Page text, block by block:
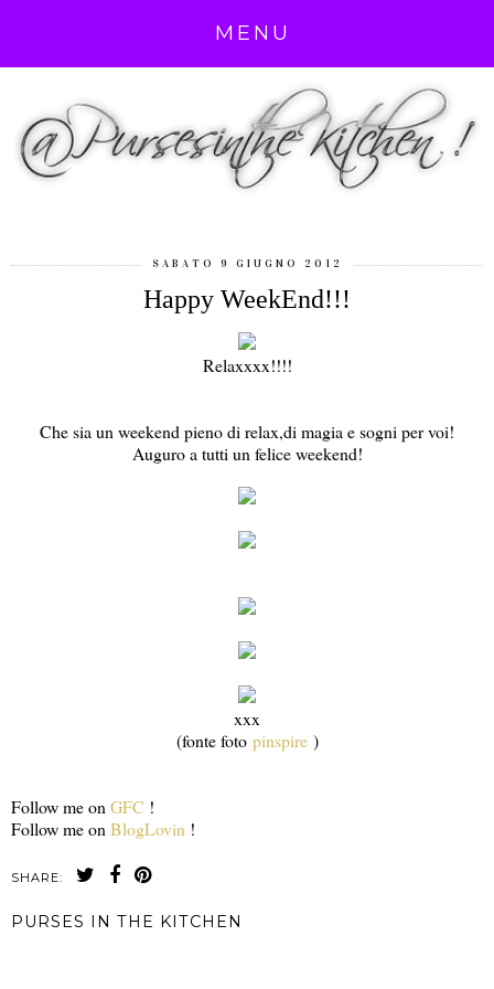
MENU
SABATO 9 GIUGNO 2012
Happy WeekEnd!!!
Relaxxxx!!!!
Che sia un weekend pieno di relax,di magia e sogni per voi!
Auguro a tutti un felice weekend!
xxx
(fonte foto pinspire )
Follow me on GFC !
Follow me on BlogLovin !
SHARE:
PURSES IN THE KITCHEN